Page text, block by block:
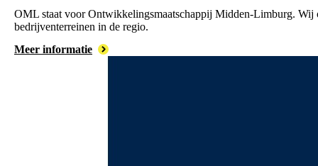
OML staat voor Ontwikkelingsmaatschappij Midden-Limburg. Wij
bedrijventerreinen in de regio.
Meer informatie